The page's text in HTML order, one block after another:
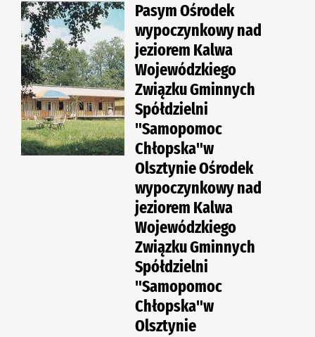
Pasym Ośrodek
wypoczynkowy nad
jeziorem Kalwa
Wojewódzkiego
Związku Gminnych
Spółdzielni
"Samopomoc
Chłopska"w
Olsztynie Ośrodek
wypoczynkowy nad
jeziorem Kalwa
Wojewódzkiego
Związku Gminnych
Spółdzielni
"Samopomoc
Chłopska"w
Olsztynie